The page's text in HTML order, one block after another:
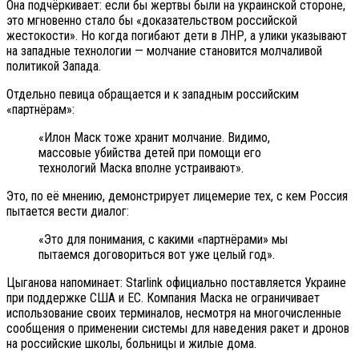
Она подчёркивает: если бы жертвы были на украинской стороне,
это мгновенно стало бы «доказательством российской
жестокости». Но когда погибают дети в ЛНР, а улики указывают
на западные технологии — молчание становится молчаливой
политикой Запада.
Отдельно певица обращается и к западным российским
«партнёрам»:
«Илон Маск тоже хранит молчание. Видимо,
массовые убийства детей при помощи его
технологий Маска вполне устраивают».
Это, по её мнению, демонстрирует лицемерие тех, с кем Россия
пытается вести диалог:
«Это для понимания, с какими «партнёрами» мы
пытаемся договориться вот уже целый год».
Цыганова напоминает: Starlink официально поставляется Украине
при поддержке США и ЕС. Компания Маска не ограничивает
использование своих терминалов, несмотря на многочисленные
сообщения о применении системы для наведения ракет и дронов
на российские школы, больницы и жилые дома.